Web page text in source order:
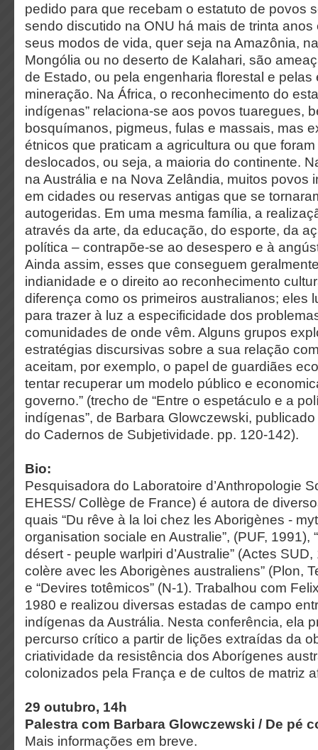
pedido para que recebam o estatuto de povos
sendo discutido na ONU há mais de trinta
seus modos de vida, quer seja na Amazônia,
Mongólia ou no deserto de Kalahari, são
de Estado, ou pela engenharia florestal e pelas
mineração. Na África, o reconhecimento do
indígenas” relaciona-se aos povos tuaregues,
bosquímanos, pigmeus, fulas e massais, mas
étnicos que praticam a agricultura ou que
deslocados, ou seja, a maioria do continente.
na Austrália e na Nova Zelândia, muitos povos
em cidades ou reservas antigas que se
autogeridas. Em uma mesma família, a
através da arte, da educação, do esporte, da
política – contrapõe-se ao desespero e à
Ainda assim, esses que conseguem
indianidade e o direito ao reconhecimento
diferença como os primeiros australianos; eles
para trazer à luz a especificidade dos
comunidades de onde vêm. Alguns grupos
estratégias discursivas sobre a sua relação
aceitam, por exemplo, o papel de guardiães
tentar recuperar um modelo público e
governo.” (trecho de “Entre o espetáculo e a
indígenas”, de Barbara Glowczewski,
do Cadernos de Subjetividade. pp. 120-142).
Bio:
Pesquisadora do Laboratoire d’Anthropologie
EHESS/ Collège de France) é autora de
quais “Du rêve à la loi chez les Aborigènes -
organisation sociale en Australie”, (PUF, 1991),
désert - peuple warlpiri d’Australie” (Actes
colère avec les Aborigènes australiens” (Plon,
e “Devires totêmicos” (N-1). Trabalhou com
1980 e realizou diversas estadas de campo
indígenas da Austrália. Nesta conferência, ela
percurso crítico a partir de lições extraídas da
criatividade da resistência dos Aborígenes
colonizados pela França e de cultos de matriz
29 outubro, 14h
Palestra com Barbara Glowczewski / De pé
Mais informações em breve.